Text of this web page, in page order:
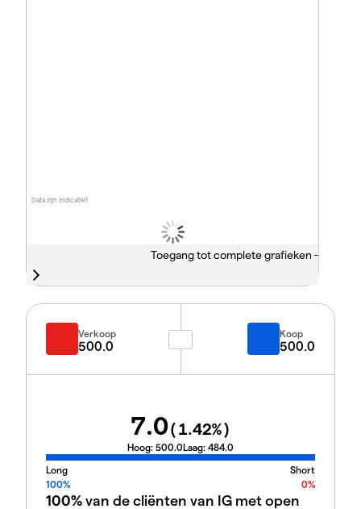
Data zijn indicatief
Toegang tot complete grafieken -
Verkoop
500.0
Koop
500.0
7.0(1.42%)
Hoog: 500.0Laag: 484.0
Long
Short
100%
0%
100%van de cliënten van IG met open